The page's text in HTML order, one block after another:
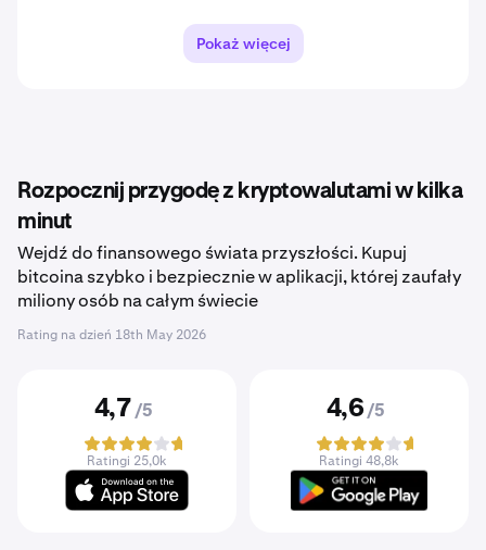
Pokaż więcej
Rozpocznij przygodę z kryptowalutami w kilka
minut
Wejdź do finansowego świata przyszłości. Kupuj
bitcoina szybko i bezpiecznie w aplikacji, której zaufały
miliony osób na całym świecie
Rating na dzień 18th May 2026
4,7 /5
Ratingi 25,0k
4,6 /5
Ratingi 48,8k